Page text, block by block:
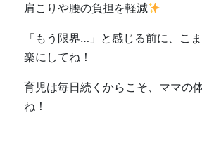
肩こりや腰の負担を軽減
「もう限界…」と感じる前に、こ
楽にしてね！
育児は毎日続くからこそ、ママの
ね！